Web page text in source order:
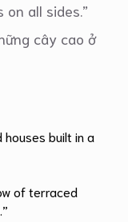
all sides.”
cây cao ở
built in a
of terraced